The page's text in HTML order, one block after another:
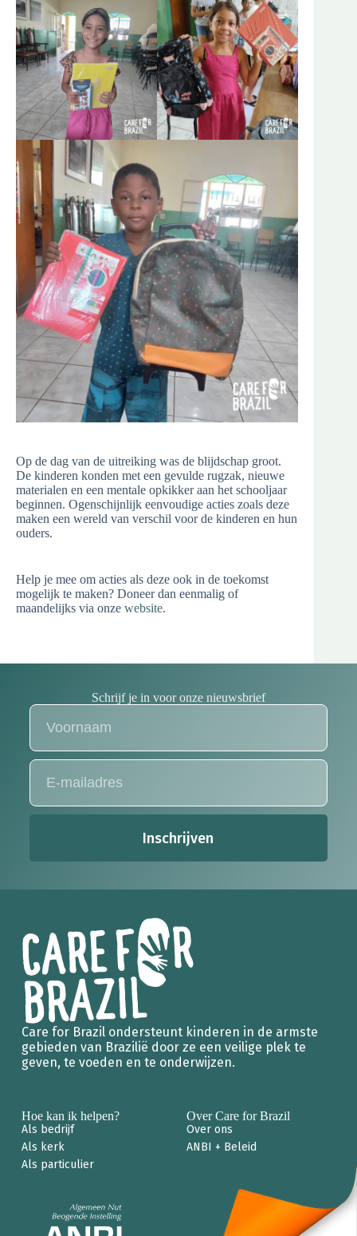
Op de dag van de uitreiking was de blijdschap groot.
De kinderen konden met een gevulde rugzak, nieuwe
materialen en een mentale opkikker aan het schooljaar
beginnen. Ogenschijnlijk eenvoudige acties zoals deze
maken een wereld van verschil voor de kinderen en hun
ouders.
Help je mee om acties als deze ook in de toekomst
mogelijk te maken? Doneer dan eenmalig of
maandelijks via onze website.
Schrijf je in voor onze nieuwsbrief
Inschrijven
Care for Brazil ondersteunt kinderen in de armste
gebieden van Brazilië door ze een veilige plek te
geven, te voeden en te onderwijzen.
Hoe kan ik helpen?
Als bedrijf
Als kerk
Als particulier
Over Care for Brazil
Over ons
ANBI + Beleid